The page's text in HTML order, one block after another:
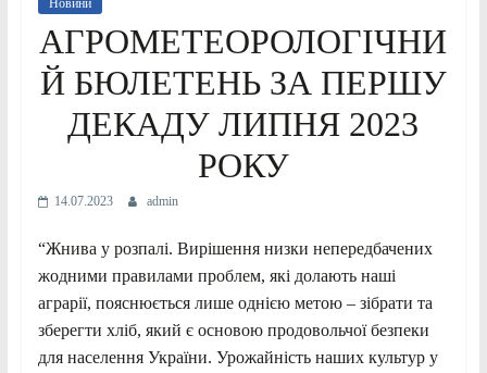
АГРОМЕТЕОРОЛОГІЧНИ
Й БЮЛЕТЕНЬ ЗА ПЕРШУ
ДЕКАДУ ЛИПНЯ 2023
РОКУ
14.07.2023 admin
“Жнива у розпалі. Вирішення низки непередбачених
жодними правилами проблем, які долають наші
аграрії, пояснюється лише однією метою – зібрати та
зберегти хліб, який є основою продовольчої безпеки
для населення України. Урожайність наших культур у